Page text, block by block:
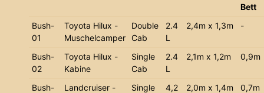
Bett
Bush-
01
Toyota Hilux -
Muschelcamper
Double
Cab
2.4
L
2,4m x 1,3m -
Bush-
02
Toyota Hilux -
Kabine
Single
Cab
2.4
L
2,1m x 1,2m 0,9m
Bush-
Landcruiser -
Single
4,2
2,0m x 1,4m 0,7m